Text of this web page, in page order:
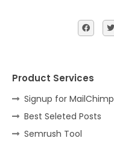
Product Services
Signup for MailChimp
Best Seleted Posts
Semrush Tool